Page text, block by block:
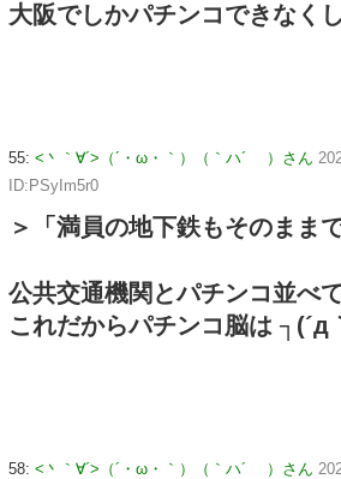
大阪でしかパチンコできなく
55: <丶｀∀´>（´・ω・｀）（｀ハ´ ）さん
ID:PSyIm5r0
＞「満員の地下鉄もそのまま
公共交通機関とパチンコ並べ
これだからパチンコ脳は ┐(´д
58: <丶｀∀´>（´・ω・｀）（｀ハ´ ）さん